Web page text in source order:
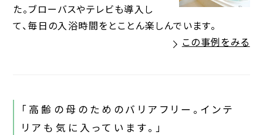
た。ブローバスやテレビも導入し
て、毎日の入浴時間をとことん楽しんでいます。
この事例をみる
「高齢の母のためのバリアフリー。インテ
リアも気に入っています。」